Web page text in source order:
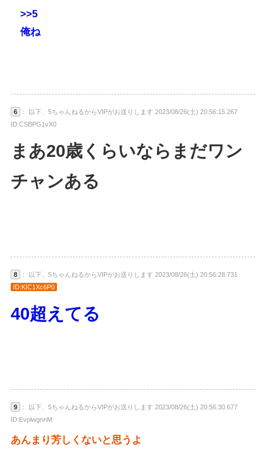
>>5
俺ね
6
： 以下、5ちゃんねるからVIPがお送りします 2023/08/26(土) 20:56:15.267
ID:CSBPG1vX0
まあ20歳くらいならまだワン
チャンある
8
： 以下、5ちゃんねるからVIPがお送りします 2023/08/26(土) 20:56:28.731
ID:KIC1Xc6P0
40超えてる
9
： 以下、5ちゃんねるからVIPがお送りします 2023/08/26(土) 20:56:30.677
ID:EvplwgnnM
あんまり芳しくないと思うよ